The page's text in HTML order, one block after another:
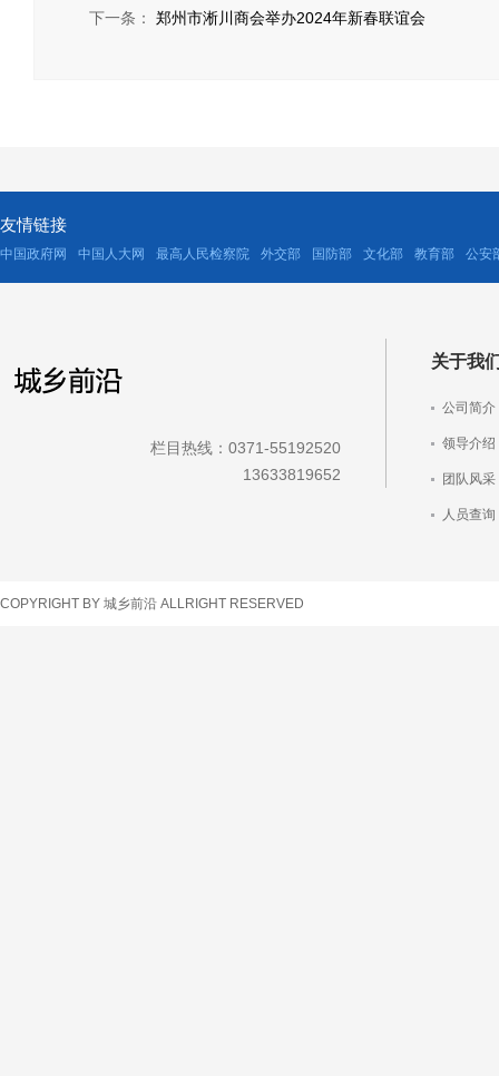
下一条： 郑州市淅川商会举办2024年新春联谊会
友情链接
中国政府网 中国人大网 最高人民检察院 外交部 国防部 文化部 教育部 公安
栏目热线：0371-55192520
13633819652
关于我
公司简介
领导介绍
团队风采
人员查询
COPYRIGHT BY 城乡前沿 ALLRIGHT RESERVED